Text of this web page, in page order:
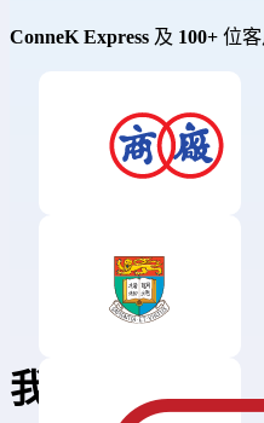
ConneK Express 及 100+ 位
我們的服務